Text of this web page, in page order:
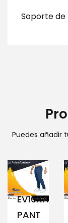
Soporte
Puedes añadir
PANT